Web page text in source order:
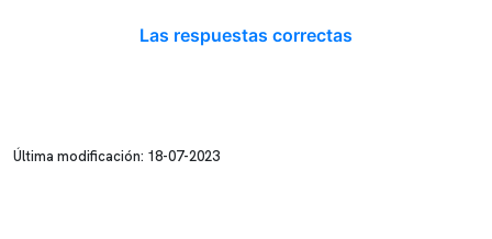
Las respuestas correctas
Última modificación: 18-07-2023